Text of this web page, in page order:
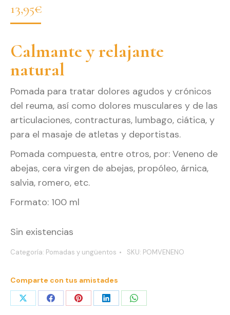
13,95€
Calmante y relajante
natural
Pomada para tratar dolores agudos y crónicos
del reuma, así como dolores musculares y de las
articulaciones, contracturas, lumbago, ciática, y
para el masaje de atletas y deportistas.
Pomada compuesta, entre otros, por: Veneno de
abejas, cera virgen de abejas, propóleo, árnica,
salvia, romero, etc.
Formato: 100 ml
Sin existencias
Categoría: Pomadas y ungüentos SKU: POMVENENO
Comparte con tus amistades
Share Share Share Share Share